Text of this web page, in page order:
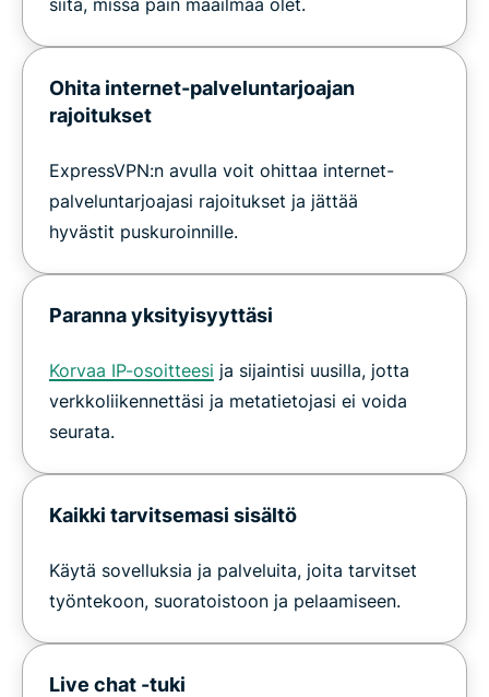
Ohita internet-palveluntarjoajan
rajoitukset
ExpressVPN:n avulla voit ohittaa internet-
palveluntarjoajasi rajoitukset ja jättää
hyvästit puskuroinnille.
Paranna yksityisyyttäsi
Korvaa IP-osoitteesi ja sijaintisi uusilla, jotta
verkkoliikennettäsi ja metatietojasi ei voida
seurata.
Kaikki tarvitsemasi sisältö
Käytä sovelluksia ja palveluita, joita tarvitset
työntekoon, suoratoistoon ja pelaamiseen.
Live chat -tuki